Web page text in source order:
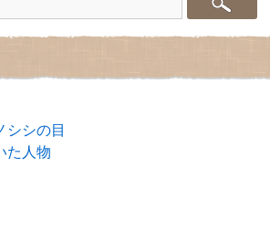
シシの目
た人物